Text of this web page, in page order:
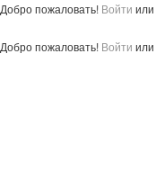
Добро пожаловать! Войти или
Добро пожаловать! Войти или